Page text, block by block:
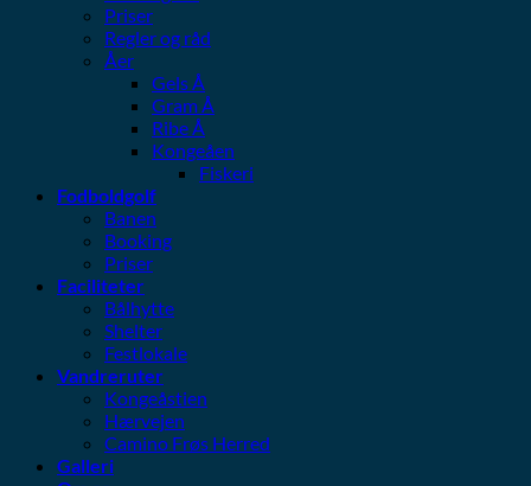
Priser
Regler og råd
Åer
Gels Å
Gram Å
Ribe Å
Kongeåen
Fiskeri
Fodboldgolf
Banen
Booking
Priser
Faciliteter
Bålhytte
Shelter
Festlokale
Vandreruter
Kongeåstien
Hærvejen
Camino Frøs Herred
Galleri